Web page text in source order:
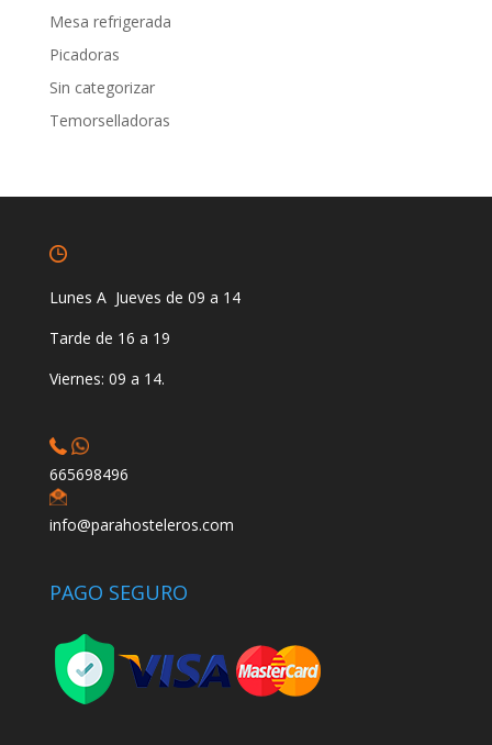
Mesa refrigerada
Picadoras
Sin categorizar
Temorselladoras
Lunes A Jueves de 09 a 14
Tarde de 16 a 19
Viernes: 09 a 14.
665698496
info@parahosteleros.com
PAGO SEGURO